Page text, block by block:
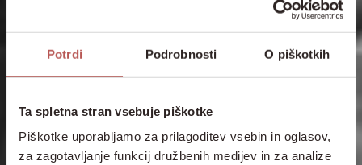
Potrdi Podrobnosti O piškotkih
Ta spletna stran vsebuje piškotke
Piškotke uporabljamo za prilagoditev vsebin in oglasov,
za zagotavljanje funkcij družbenih medijev in za analize